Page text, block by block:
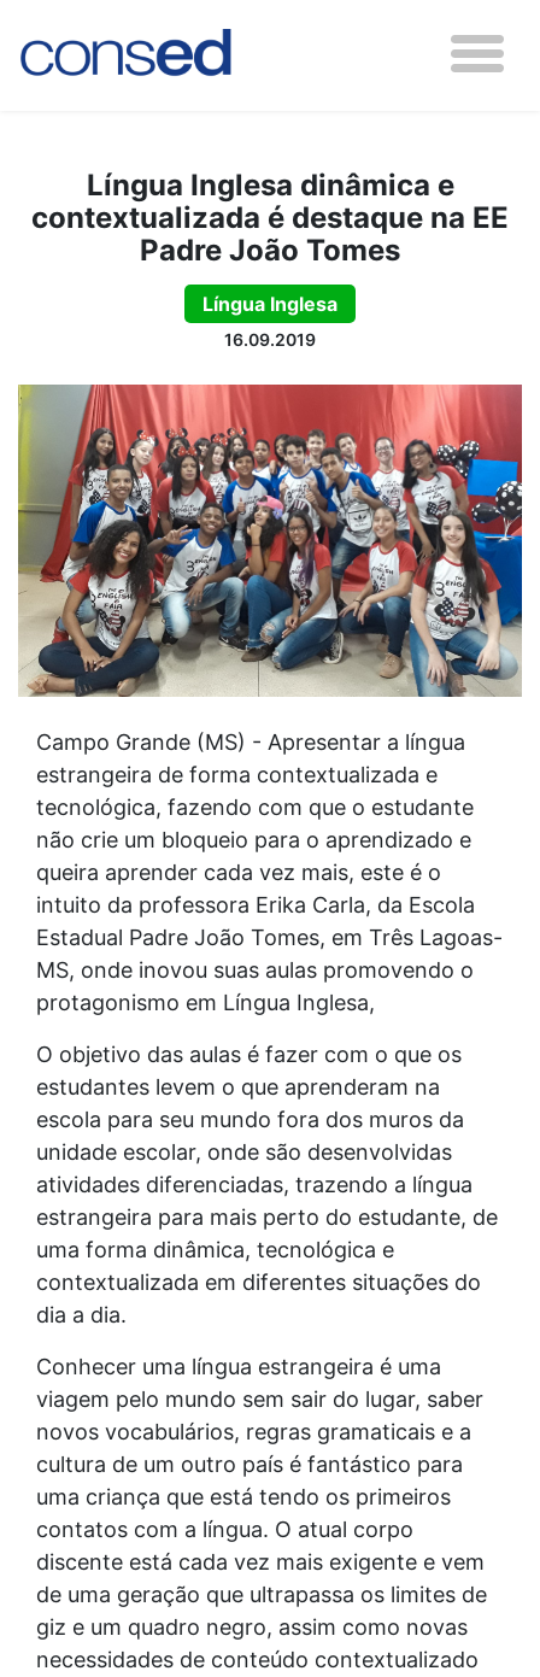
Língua Inglesa dinâmica e
contextualizada é destaque na EE
Padre João Tomes
Língua Inglesa
16.09.2019
Campo Grande (MS) - Apresentar a língua
estrangeira de forma contextualizada e
tecnológica, fazendo com que o estudante
não crie um bloqueio para o aprendizado e
queira aprender cada vez mais, este é o
intuito da professora Erika Carla, da Escola
Estadual Padre João Tomes, em Três Lagoas-
MS, onde inovou suas aulas promovendo o
protagonismo em Língua Inglesa,
O objetivo das aulas é fazer com o que os
estudantes levem o que aprenderam na
escola para seu mundo fora dos muros da
unidade escolar, onde são desenvolvidas
atividades diferenciadas, trazendo a língua
estrangeira para mais perto do estudante, de
uma forma dinâmica, tecnológica e
contextualizada em diferentes situações do
dia a dia.
Conhecer uma língua estrangeira é uma
viagem pelo mundo sem sair do lugar, saber
novos vocabulários, regras gramaticais e a
cultura de um outro país é fantástico para
uma criança que está tendo os primeiros
contatos com a língua. O atual corpo
discente está cada vez mais exigente e vem
de uma geração que ultrapassa os limites de
giz e um quadro negro, assim como novas
necessidades de conteúdo contextualizado